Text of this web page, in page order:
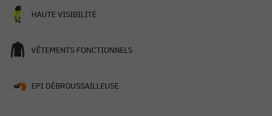
HAUTE VISIBILITÉ
VÊTEMENTS FONCTIONNELS
EPI DÉBROUSSAILLEUSE